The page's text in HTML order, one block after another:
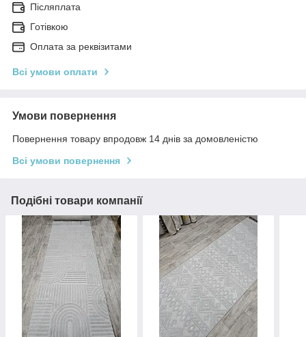
Післяплата
Готівкою
Оплата за реквізитами
Всі умови оплати
Умови повернення
Повернення товару впродовж 14 днів за домовленістю
Всі умови повернення
Подібні товари компанії